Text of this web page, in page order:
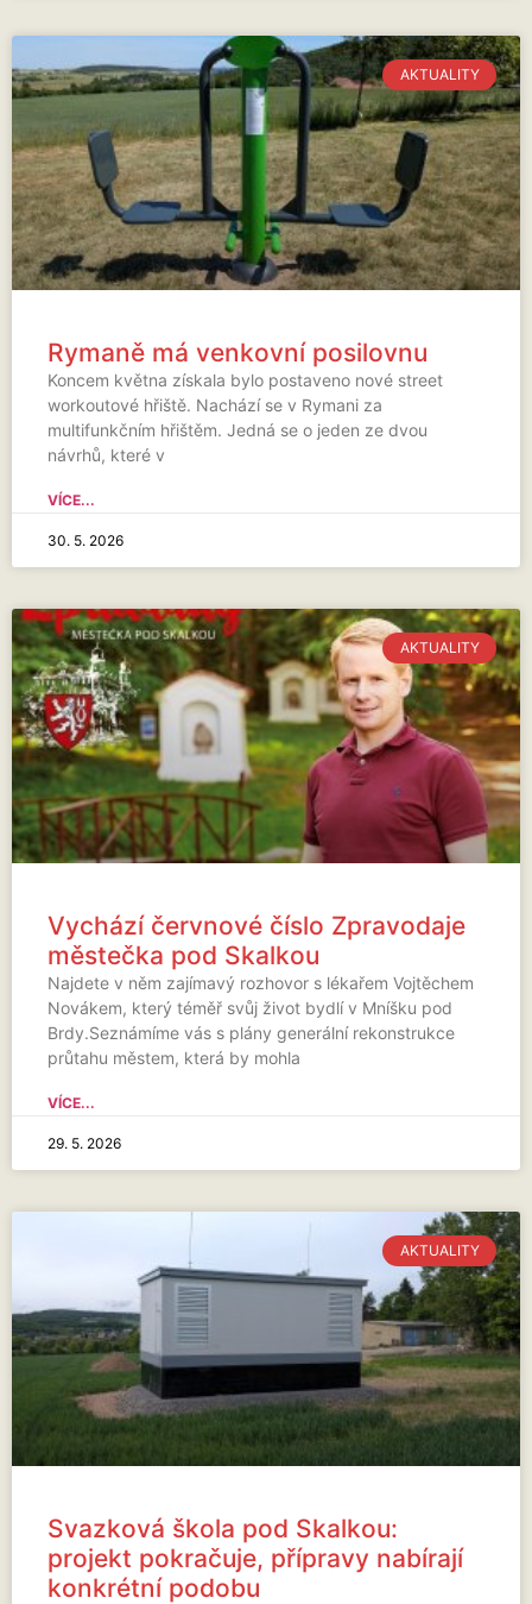
AKTUALITY
Rymaně má venkovní posilovnu
Koncem května získala bylo postaveno nové street
workoutové hřiště. Nachází se v Rymani za
multifunkčním hřištěm. Jedná se o jeden ze dvou
návrhů, které v
VÍCE...
30. 5. 2026
AKTUALITY
Vychází červnové číslo Zpravodaje
městečka pod Skalkou
Najdete v něm zajímavý rozhovor s lékařem Vojtěchem
Novákem, který téměř svůj život bydlí v Mníšku pod
Brdy.Seznámíme vás s plány generální rekonstrukce
průtahu městem, která by mohla
VÍCE...
29. 5. 2026
AKTUALITY
Svazková škola pod Skalkou:
projekt pokračuje, přípravy nabírají
konkrétní podobu